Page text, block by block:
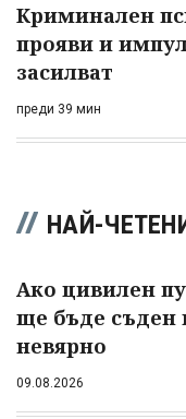
Криминален
прояви и
засилват
преди 39 мин
НАЙ-
Ако цивилен
ще бъде съден
невярно
09.08.2026